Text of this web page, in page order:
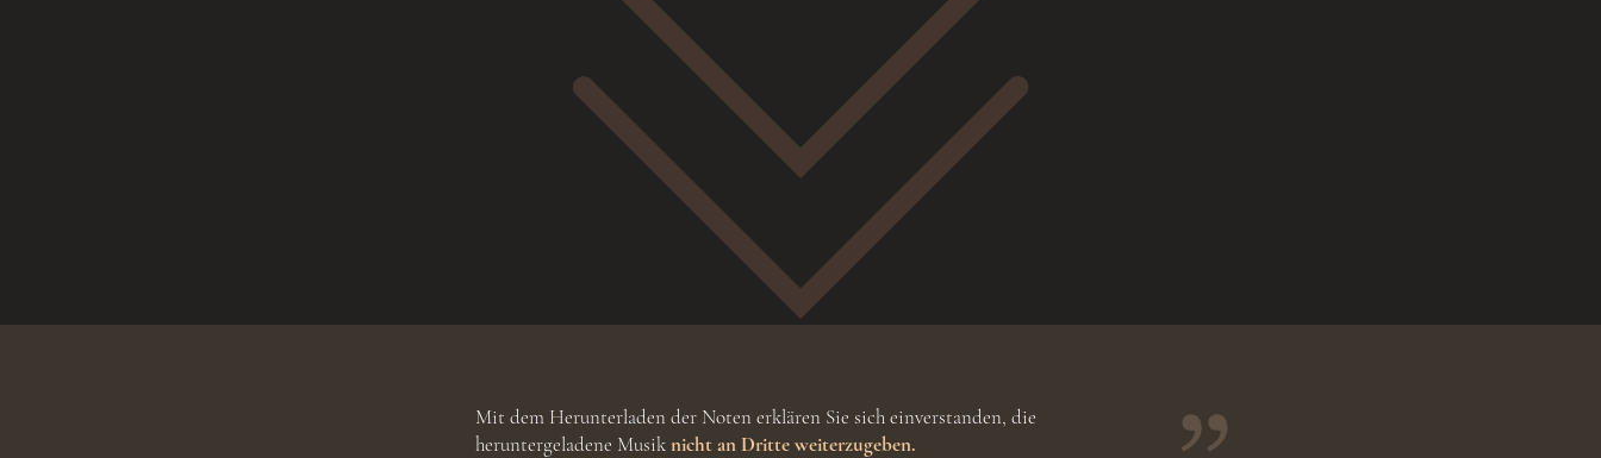
Mit dem Herunterladen der Noten erklären Sie sich einverstanden, die
heruntergeladene Musiknicht an Dritte weiterzugeben.